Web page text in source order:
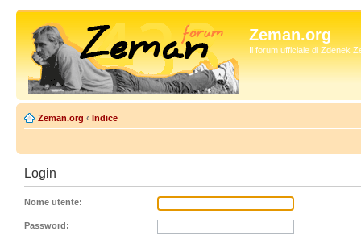
Zeman.org
Il forum ufficiale di Zdenek
Zeman.org ‹ Indice
Login
Nome utente:
Password: